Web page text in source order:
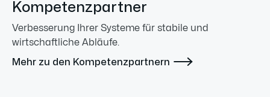
Kompetenzpartner
Verbesserung Ihrer Systeme für stabile und
wirtschaftliche Abläufe.
Mehr zu den Kompetenzpartnern 